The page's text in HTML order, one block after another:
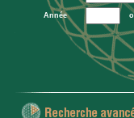
Année